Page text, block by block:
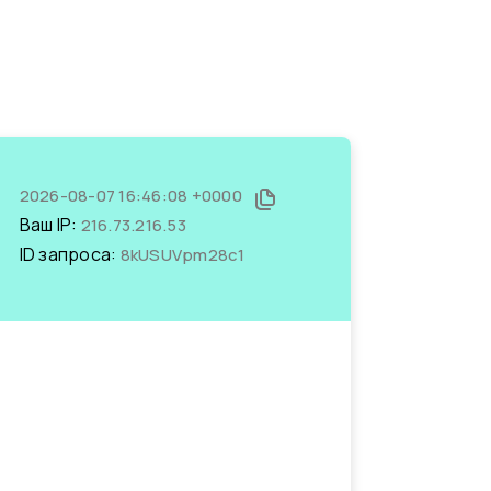
2026-08-07 16:46:08 +0000
Ваш IP: 216.73.216.53
ID запроса: 8kUSUVpm28c1